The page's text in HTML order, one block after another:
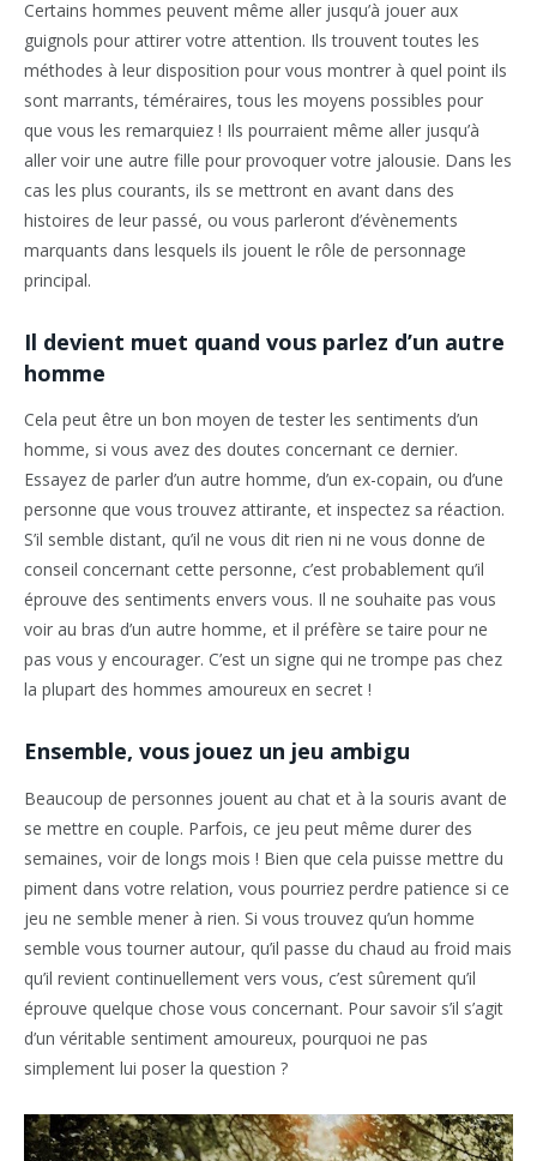
Certains hommes peuvent même aller jusqu’à jouer aux
guignols pour attirer votre attention. Ils trouvent toutes les
méthodes à leur disposition pour vous montrer à quel point ils
sont marrants, téméraires, tous les moyens possibles pour
que vous les remarquiez ! Ils pourraient même aller jusqu’à
aller voir une autre fille pour provoquer votre jalousie. Dans les
cas les plus courants, ils se mettront en avant dans des
histoires de leur passé, ou vous parleront d’évènements
marquants dans lesquels ils jouent le rôle de personnage
principal.
Il devient muet quand vous parlez d’un autre
homme
Cela peut être un bon moyen de tester les sentiments d’un
homme, si vous avez des doutes concernant ce dernier.
Essayez de parler d’un autre homme, d’un ex-copain, ou d’une
personne que vous trouvez attirante, et inspectez sa réaction.
S’il semble distant, qu’il ne vous dit rien ni ne vous donne de
conseil concernant cette personne, c’est probablement qu’il
éprouve des sentiments envers vous. Il ne souhaite pas vous
voir au bras d’un autre homme, et il préfère se taire pour ne
pas vous y encourager. C’est un signe qui ne trompe pas chez
la plupart des hommes amoureux en secret !
Ensemble, vous jouez un jeu ambigu
Beaucoup de personnes jouent au chat et à la souris avant de
se mettre en couple. Parfois, ce jeu peut même durer des
semaines, voir de longs mois ! Bien que cela puisse mettre du
piment dans votre relation, vous pourriez perdre patience si ce
jeu ne semble mener à rien. Si vous trouvez qu’un homme
semble vous tourner autour, qu’il passe du chaud au froid mais
qu’il revient continuellement vers vous, c’est sûrement qu’il
éprouve quelque chose vous concernant. Pour savoir s’il s’agit
d’un véritable sentiment amoureux, pourquoi ne pas
simplement lui poser la question ?